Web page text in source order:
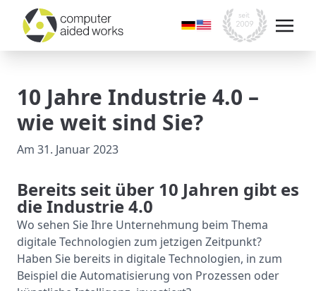
10 Jahre Industrie 4.0 –
wie weit sind Sie?
Am 31. Januar 2023
Bereits seit über 10 Jahren gibt es
die Industrie 4.0
Wo sehen Sie Ihre Unternehmung beim Thema
digitale Technologien zum jetzigen Zeitpunkt?
Haben Sie bereits in digitale Technologien, in zum
Beispiel die Automatisierung von Prozessen oder